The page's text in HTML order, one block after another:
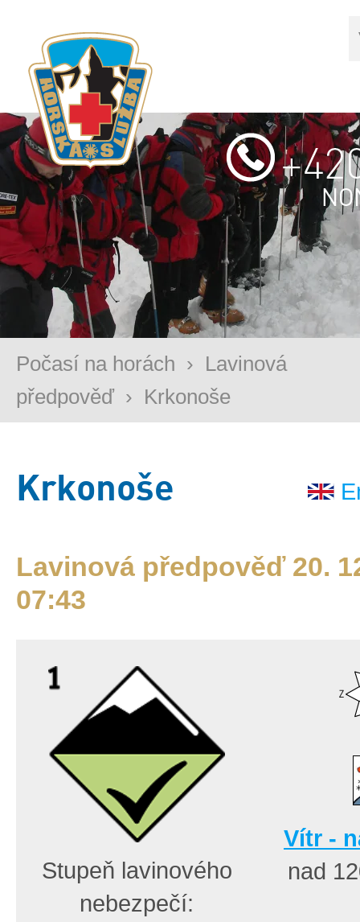
Počasí na horách › Lavinová
předpověď › Krkonoše
Krkonoše
Lavinová předpověď 20.
07:43
Stupeň lavinového
nebezpečí:
Vítr -
nad